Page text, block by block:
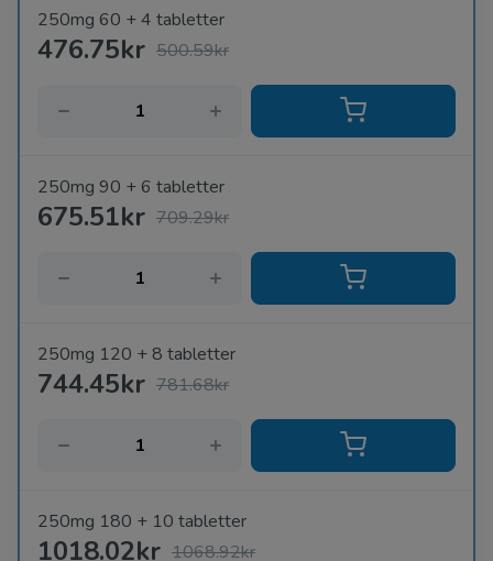
250mg 60 + 4 tabletter
476.75kr 500.59kr
250mg 90 + 6 tabletter
675.51kr 709.29kr
250mg 120 + 8 tabletter
744.45kr 781.68kr
250mg 180 + 10 tabletter
1018.02kr 1068.92kr